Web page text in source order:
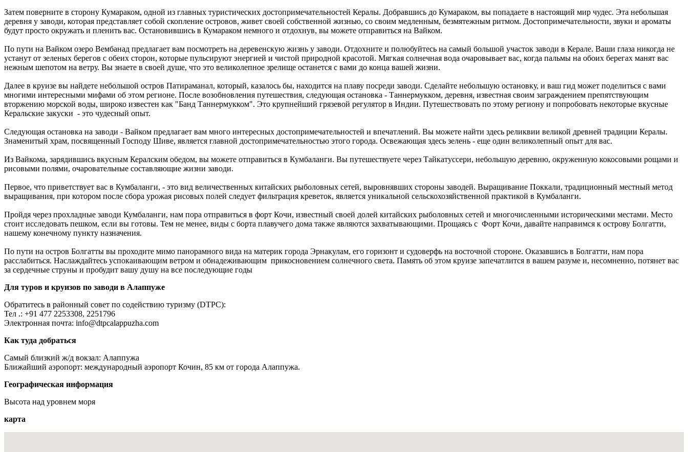
Затем поверните в сторону Кумараком, одной из главных туристических достопримечательностей Кералы. Добравшись до Кумараком, вы попадаете в настоящий мир чудес. Эта небольшая
деревня у заводи, которая представляет собой скопление островов, живет своей собственной жизнью, со своим медленным, безмятежным ритмом. Достопримечательности, звуки и ароматы
будут просто окружать и пленить вас. Остановившись в Кумараком немного и отдохнув, вы можете отправиться на Вайком.
По пути на Вайком озеро Вембанад предлагает вам посмотреть на деревенскую жизнь у заводи. Отдохните и полюбуйтесь на самый большой участок заводи в Керале. Ваши глаза никогда не
устанут от зеленых берегов с обеих сторон, которые пульсируют энергией и чистой природной красотой. Мягкая солнечная вода очаровывает вас, когда пальмы на обоих берегах манят вас
нежным шепотом на ветру. Вы знаете в своей душе, что это великолепное зрелище останется с вами до конца вашей жизни.
Далее в круизе вы найдете небольшой остров Патираманал, который, казалось бы, находится на плаву посреди заводи. Сделайте небольшую остановку, и ваш гид может поделиться с вами
многими интересными мифами об этом регионе. После возобновления путешествия, следующая остановка - Таннермукком, деревня, известная своим заграждением препятствующим
вторжению морской воды, широко известен как "Банд Таннермукком". Это крупнейший грязевой регулятор в Индии. Путешествовать по этому региону и попробовать некоторые вкусные
Керальские закуски - это чудесный опыт.
Следующая остановка на заводи - Вайком предлагает вам много интересных достопримечательностей и впечатлений. Вы можете найти здесь реликвии великой древней традиции Кералы.
Знаменитый храм, посвященный Господу Шиве, является главной достопримечательностью этого города. Освежающая здесь зелень - еще один великолепный опыт для вас.
Из Вайкома, зарядившись вкусным Кералским обедом, вы можете отправиться в Кумбаланги. Вы путешествуете через Тайкатуссери, небольшую деревню, окруженную кокосовыми рощами и
рисовыми полями, очаровательные составляющие жизни заводи.
Первое, что приветствует вас в Кумбаланги, - это вид величественных китайских рыболовных сетей, выровнявших стороны заводей. Выращивание Поккали, традиционный местный метод
выращивания, при котором после сбора урожая рисовых полей следует фильтрация креветок, является уникальной сельскохозяйственной практикой в Кумбаланги.
Пройдя через прохладные заводи Кумбаланги, нам пора отправиться в форт Кочи, известный своей долей китайских рыболовных сетей и многочисленными историческими местами. Место
стоит исследовать пешком, если вы готовы. Тем не менее, виды с борта плавучего дома также являются захватывающими. Прощаясь с Форт Кочи, давайте направимся к острову Болгатти,
нашему конечному пункту назначения.
По пути на остров Болгатты вы проходите мимо панорамного вида на материк города Эрнакулам, его горизонт и судоверфь на восточной стороне. Оказавшись в Болгатти, нам пора
расслабиться. Наслаждайтесь успокаивающим ветром и обнадеживающим прикосновением солнечного света. Память об этом круизе запечатлится в вашем разуме и, несомненно, потянет вас
за сердечные струны и пробудит вашу душу на все последующие годы
Для туров и круизов по заводи в Алаппуже
Обратитесь в районный совет по содействию туризму (DTPC):
Тел .: +91 477 2253308, 2251796
Электронная почта: info@dtpcalappuzha.com
Как туда добраться
Самый близкий ж/д вокзал: Алаппужа
Ближайший аэропорт: международный аэропорт Кочин, 85 км от города Алаппужа.
Географическая информация
Высота над уровнем моря
карта